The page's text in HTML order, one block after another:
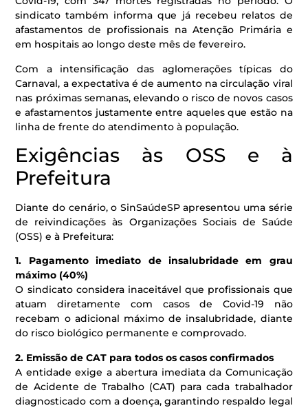
sindicato também informa que já recebeu relatos de
afastamentos de profissionais na Atenção Primária e
em hospitais ao longo deste mês de fevereiro.
Com a intensificação das aglomerações típicas do
Carnaval, a expectativa é de aumento na circulação viral
nas próximas semanas, elevando o risco de novos casos
e afastamentos justamente entre aqueles que estão na
linha de frente do atendimento à população.
Exigências às OSS e à
Prefeitura
Diante do cenário, o SinSaúdeSP apresentou uma série
de reivindicações às Organizações Sociais de Saúde
(OSS) e à Prefeitura:
1. Pagamento imediato de insalubridade em grau
máximo (40%)
O sindicato considera inaceitável que profissionais que
atuam diretamente com casos de Covid-19 não
recebam o adicional máximo de insalubridade, diante
do risco biológico permanente e comprovado.
2. Emissão de CAT para todos os casos confirmados
A entidade exige a abertura imediata da Comunicação
de Acidente de Trabalho (CAT) para cada trabalhador
diagnosticado com a doença, garantindo respaldo legal